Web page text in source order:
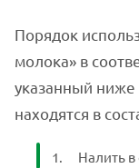
Порядок
молока» в
указанный ниже
находятся в
Налить